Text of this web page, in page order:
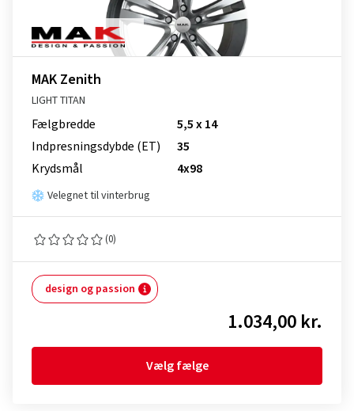
MAK Zenith
LIGHT TITAN
Fælgbredde
5,5 x 14
Indpresnings­dybde (ET)
35
Krydsmål
4x98
Velegnet til vinterbrug
(0)
design og passion
1.034,00 kr.
Vælg fælge